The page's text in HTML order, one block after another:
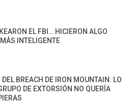
EL FBI… HICIERON ALGO
INTELIGENTE
DEL BREACH DE IRON MOUNTAIN: LO
DE EXTORSIÓN NO QUERÍA